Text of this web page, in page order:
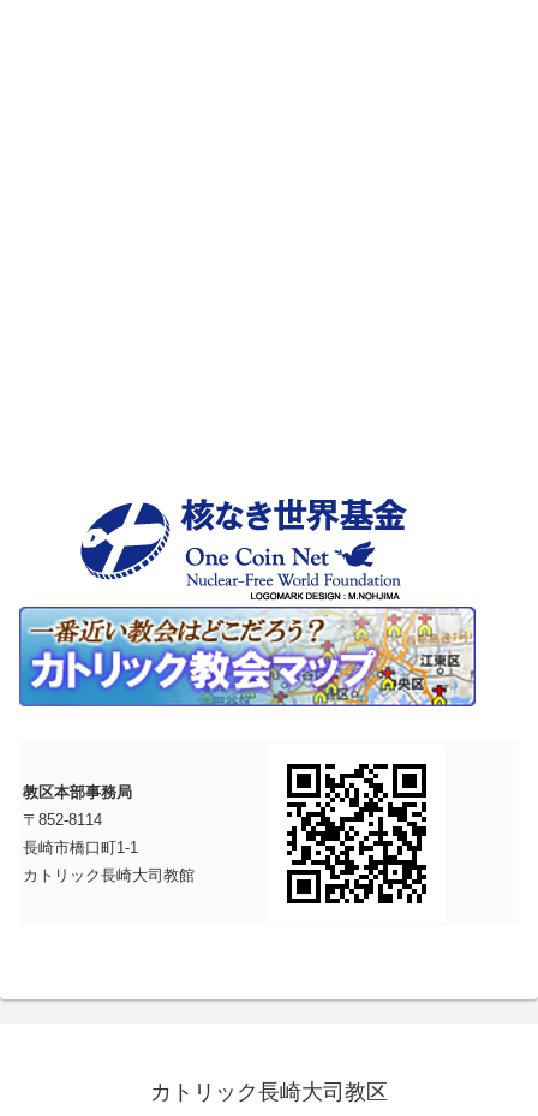
教区本部事務局
〒852-8114
長崎市橋口町1-1
カトリック長崎大司教館
カトリック長崎大司教区